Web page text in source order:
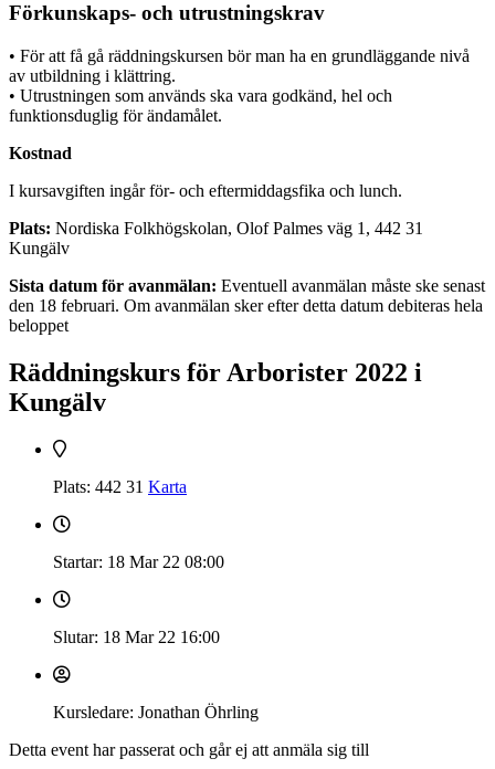
Förkunskaps- och utrustningskrav
• För att få gå räddningskursen bör man ha en grundläggande nivå
av utbildning i klättring.
• Utrustningen som används ska vara godkänd, hel och
funktionsduglig för ändamålet.
Kostnad
I kursavgiften ingår för- och eftermiddagsfika och lunch.
Plats: Nordiska Folkhögskolan, Olof Palmes väg 1, 442 31
Kungälv
Sista datum för avanmälan: Eventuell avanmälan måste ske senast
den 18 februari. Om avanmälan sker efter detta datum debiteras hela
beloppet
Räddningskurs för Arborister 2022 i
Kungälv
Plats: 442 31 Karta
Startar: 18 Mar 22 08:00
Slutar: 18 Mar 22 16:00
Kursledare: Jonathan Öhrling
Detta event har passerat och går ej att anmäla sig till